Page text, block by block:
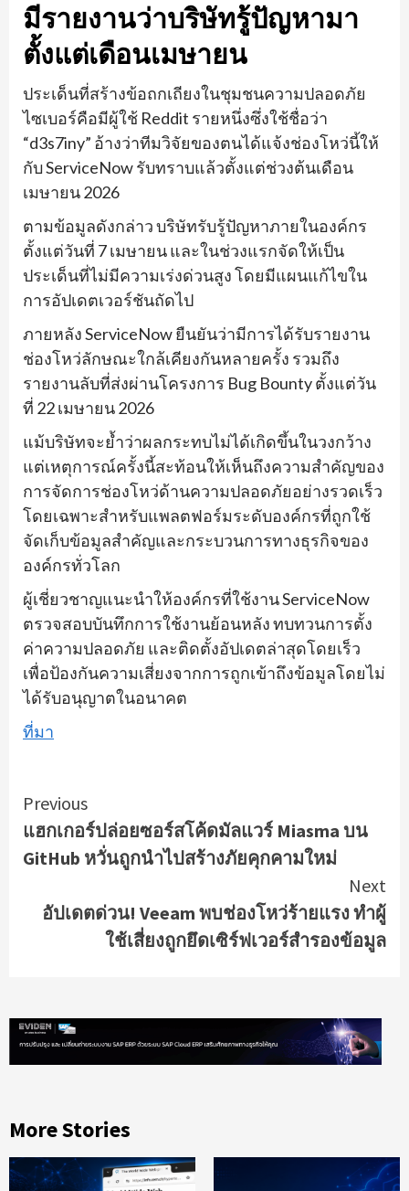
มีรายงานว่าบริษัทรู้ปัญหามา
ตั้งแต่เดือนเมษายน
ประเด็นที่สร้างข้อถกเถียงในชุมชนความปลอดภัย
ไซเบอร์คือมีผู้ใช้ Reddit รายหนึ่งซึ่งใช้ชื่อว่า
“d3s7iny” อ้างว่าทีมวิจัยของตนได้แจ้งช่องโหว่นี้ให้
กับ ServiceNow รับทราบแล้วตั้งแต่ช่วงต้นเดือน
เมษายน 2026
ตามข้อมูลดังกล่าว บริษัทรับรู้ปัญหาภายในองค์กร
ตั้งแต่วันที่ 7 เมษายน และในช่วงแรกจัดให้เป็น
ประเด็นที่ไม่มีความเร่งด่วนสูง โดยมีแผนแก้ไขใน
การอัปเดตเวอร์ชันถัดไป
ภายหลัง ServiceNow ยืนยันว่ามีการได้รับรายงาน
ช่องโหว่ลักษณะใกล้เคียงกันหลายครั้ง รวมถึง
รายงานลับที่ส่งผ่านโครงการ Bug Bounty ตั้งแต่วัน
ที่ 22 เมษายน 2026
แม้บริษัทจะย้ำว่าผลกระทบไม่ได้เกิดขึ้นในวงกว้าง
แต่เหตุการณ์ครั้งนี้สะท้อนให้เห็นถึงความสำคัญของ
การจัดการช่องโหว่ด้านความปลอดภัยอย่างรวดเร็ว
โดยเฉพาะสำหรับแพลตฟอร์มระดับองค์กรที่ถูกใช้
จัดเก็บข้อมูลสำคัญและกระบวนการทางธุรกิจของ
องค์กรทั่วโลก
ผู้เชี่ยวชาญแนะนำให้องค์กรที่ใช้งาน ServiceNow
ตรวจสอบบันทึกการใช้งานย้อนหลัง ทบทวนการตั้ง
ค่าความปลอดภัย และติดตั้งอัปเดตล่าสุดโดยเร็ว
เพื่อป้องกันความเสี่ยงจากการถูกเข้าถึงข้อมูลโดยไม่
ได้รับอนุญาตในอนาคต
ที่มา
Continue
Reading
Previous
แฮกเกอร์ปล่อยซอร์สโค้ดมัลแวร์ Miasma บน
GitHub หวั่นถูกนำไปสร้างภัยคุกคามใหม่
Next
อัปเดตด่วน! Veeam พบช่องโหว่ร้ายแรง ทำผู้
ใช้เสี่ยงถูกยึดเซิร์ฟเวอร์สำรองข้อมูล
More Stories